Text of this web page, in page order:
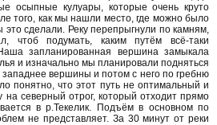
осыпные кулуары, которые очень круто
того, как мы нашли место, где можно было
это сделали. Реку перепрыгнули по камням,
чтоб подумать, каким путём всё-таки
запланированная вершина замыкала
и изначально мы планировали подняться
западнее вершины и потом с него по гребню
понятно, что этот путь не оптимальный и
северный отрог, который отходит прямо
в р.Текелик. Подъём в основном по
не представляет. За 30 минут от реки